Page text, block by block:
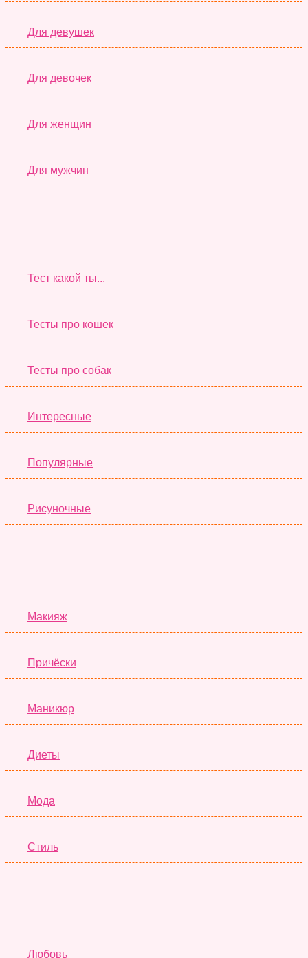
Для девушек
Для девочек
Для женщин
Для мужчин
Тест какой ты...
Тесты про кошек
Тесты про собак
Интересные
Популярные
Рисуночные
Макияж
Причёски
Маникюр
Диеты
Мода
Стиль
Любовь